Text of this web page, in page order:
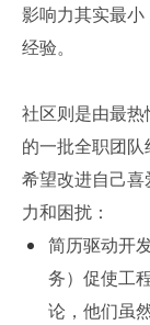
影响力其实最
经验。
社区则是由最
的一批全职团
希望改进自己
力和困扰：
简历驱动开
务）促使工
论，他们虽